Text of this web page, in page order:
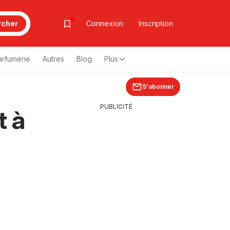
Connexion Inscription
Autres Blog Plus
S'abonner
à PUBLICITÉ